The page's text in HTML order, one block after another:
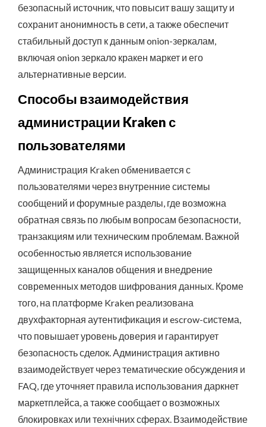
безопасный источник, что повысит вашу защиту и
сохранит анонимность в сети, а также обеспечит
стабильный доступ к данным onion-зеркалам,
включая onion зеркало кракен маркет и его
альтернативные версии.
Способы взаимодействия
администрации Kraken с
пользователями
Администрация Kraken обменивается с
пользователями через внутренние системы
сообщений и форумные разделы, где возможна
обратная связь по любым вопросам безопасности,
транзакциям или техническим проблемам. Важной
особенностью является использование
защищенных каналов общения и внедрение
современных методов шифрования данных. Кроме
того, на платформе Kraken реализована
двухфакторная аутентификация и escrow-система,
что повышает уровень доверия и гарантирует
безопасность сделок. Администрация активно
взаимодействует через тематические обсуждения и
FAQ, где уточняет правила использования даркнет
маркетплейса, а также сообщает о возможных
блокировках или технічних сферах. Взаимодействие